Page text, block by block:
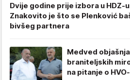
Dvije godine prije izbora u HDZ-
Znakovito je što se Plenković
bivšeg partnera
Medved
braniteljskih
na pitanje o